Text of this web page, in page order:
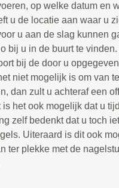
op welke datum en
u de locatie aan waar u
u aan de slag kunnen
bij u in de buurt te
bij de door u
niet mogelijk is om van
dan zult u achteraf een
is het ook mogelijk dat u
zelf bedenkt dat u toch
Uiteraard is dit ook
ter plekke met de